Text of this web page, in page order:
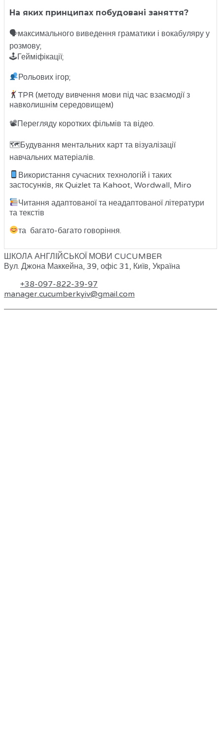
На яких принципах побудовані заняття?
🗣максимального виведення граматики і вокабуляру у
розмову;
🕹Гейміфікації;
Рольових ігор;
TPR (методу вивчення мови під час взаємодії з
навколишнім середовищем)
📽Перегляду коротких фільмів та відео.
🗺Будування ментальних карт та візуалізації
навчальних матеріалів.
Використання сучасних технологій і таких
застосунків, як Quizlet та Kahoot, Wordwall, Miro
Читання адаптованої та неадаптованої літератури
та текстів
та багато-багато говоріння.
ШКОЛА АНГЛІЙСЬКОЇ МОВИ CUCUMBER
Вул. Джона Маккейна, 39, офіс 31, Київ, Україна
+38-097-822-39-97
manager.cucumberkyiv@gmail.com